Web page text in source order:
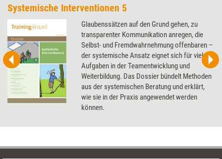
Systemische Interventionen 5
Glaubenssätzen auf den Grund gehen, zu
transparenter Kommunikation anregen, die
Selbst- und Fremdwahrnehmung offenbaren –
der systemische Ansatz eignet sich für viele
Aufgaben in der Teamentwicklung und
Weiterbildung. Das Dossier bündelt Methoden
aus der systemischen Beratung und erklärt,
wie sie in der Praxis angewendet werden
können.